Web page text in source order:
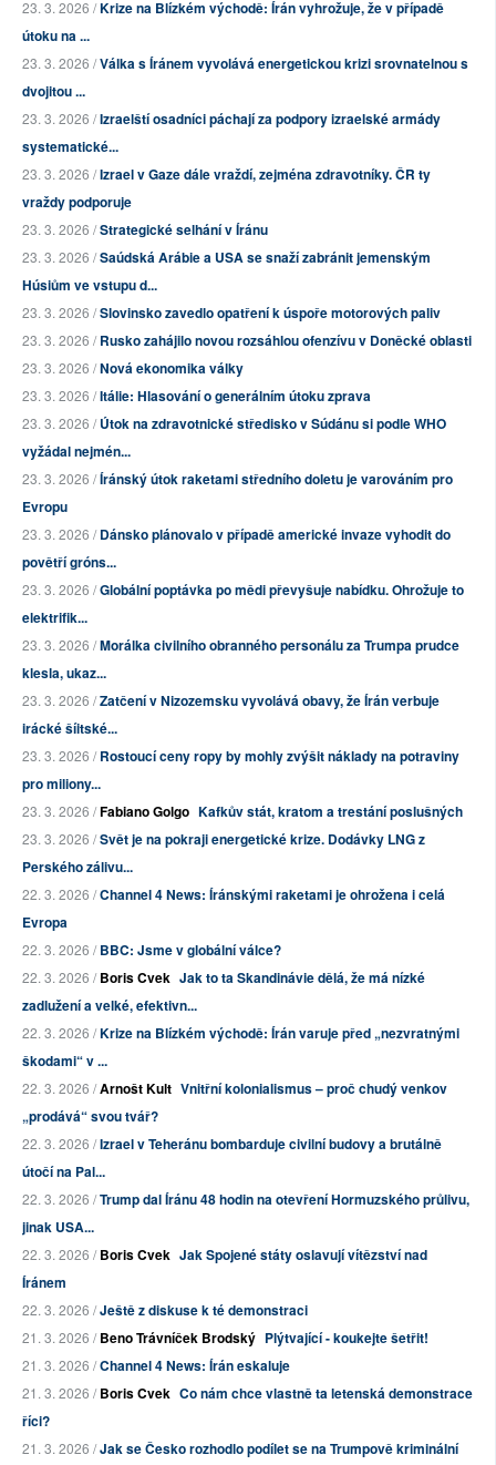
23. 3. 2026 /Krize na Blízkém východě: Írán vyhrožuje, že v případě
útoku na ...
23. 3. 2026 /Válka s Íránem vyvolává energetickou krizi srovnatelnou s
dvojitou ...
23. 3. 2026 /Izraelští osadníci páchají za podpory izraelské armády
systematické...
23. 3. 2026 /Izrael v Gaze dále vraždí, zejména zdravotníky. ČR ty
vraždy podporuje
23. 3. 2026 /Strategické selhání v Íránu
23. 3. 2026 /Saúdská Arábie a USA se snaží zabránit jemenským
Húsiům ve vstupu d...
23. 3. 2026 /Slovinsko zavedlo opatření k úspoře motorových paliv
23. 3. 2026 /Rusko zahájilo novou rozsáhlou ofenzívu v Doněcké oblasti
23. 3. 2026 /Nová ekonomika války
23. 3. 2026 /Itálie: Hlasování o generálním útoku zprava
23. 3. 2026 /Útok na zdravotnické středisko v Súdánu si podle WHO
vyžádal nejmén...
23. 3. 2026 /Íránský útok raketami středního doletu je varováním pro
Evropu
23. 3. 2026 /Dánsko plánovalo v případě americké invaze vyhodit do
povětří gróns...
23. 3. 2026 /Globální poptávka po mědi převyšuje nabídku. Ohrožuje to
elektrifik...
23. 3. 2026 /Morálka civilního obranného personálu za Trumpa prudce
klesla, ukaz...
23. 3. 2026 /Zatčení v Nizozemsku vyvolává obavy, že Írán verbuje
irácké šíitské...
23. 3. 2026 /Rostoucí ceny ropy by mohly zvýšit náklady na potraviny
pro miliony...
23. 3. 2026 /Fabiano Golgo Kafkův stát, kratom a trestání poslušných
23. 3. 2026 /Svět je na pokraji energetické krize. Dodávky LNG z
Perského zálivu...
22. 3. 2026 /Channel 4 News: Íránskými raketami je ohrožena i celá
Evropa
22. 3. 2026 /BBC: Jsme v globální válce?
22. 3. 2026 /Boris Cvek Jak to ta Skandinávie dělá, že má nízké
zadlužení a velké, efektivn...
22. 3. 2026 /Krize na Blízkém východě: Írán varuje před „nezvratnými
škodami“ v ...
22. 3. 2026 /Arnošt Kult Vnitřní kolonialismus – proč chudý venkov
„prodává“ svou tvář?
22. 3. 2026 /Izrael v Teheránu bombarduje civilní budovy a brutálně
útočí na Pal...
22. 3. 2026 /Trump dal Íránu 48 hodin na otevření Hormuzského průlivu,
jinak USA...
22. 3. 2026 /Boris Cvek Jak Spojené státy oslavují vítězství nad
Íránem
22. 3. 2026 /Ještě z diskuse k té demonstraci
21. 3. 2026 /Beno Trávníček Brodský Plýtvající - koukejte šetřit!
21. 3. 2026 /Channel 4 News: Írán eskaluje
21. 3. 2026 /Boris Cvek Co nám chce vlastně ta letenská demonstrace
říci?
21. 3. 2026 /Jak se Česko rozhodlo podílet se na Trumpově kriminální